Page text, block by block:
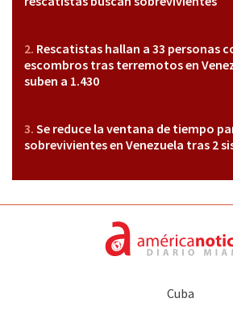
Rescatistas hallan a 33 personas
escombros tras terremotos en
suben a 1.430
Se reduce la ventana de tiempo
sobrevivientes en Venezuela tras 2
Cuba